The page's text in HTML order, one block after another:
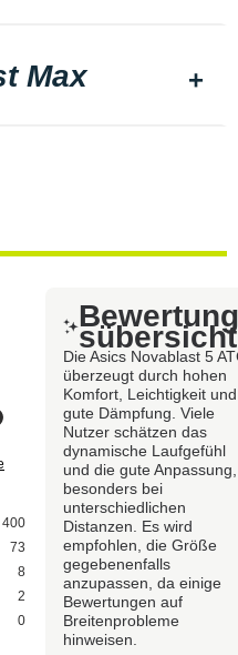
Max
400
73
8
2
0
sübersicht
Die Asics Novablast 5
überzeugt durch hohen
Komfort, Leichtigkeit und
gute Dämpfung. Viele
Nutzer schätzen das
dynamische Laufgefühl
und die gute Anpassung,
besonders bei
unterschiedlichen
Distanzen. Es wird
empfohlen, die Größe
gegebenenfalls
anzupassen, da einige
Bewertungen auf
Breitenprobleme
hinweisen.